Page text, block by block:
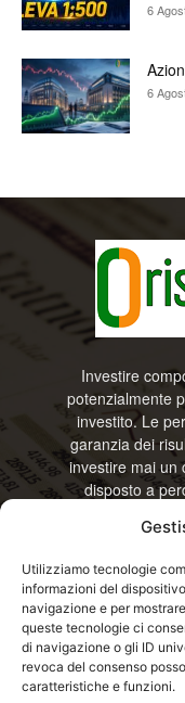
Utilizziamo tecnologie
informazioni del
navigazione e per
queste tecnologie ci
di navigazione o gli ID
revoca del consenso
caratteristiche e funzioni.
6
6
Investire
potenzialmente
investito. Le
garanzia dei
investire mai un
disposto a
RisparmiOggi
e non si
informazioni
a usare
questo sito,